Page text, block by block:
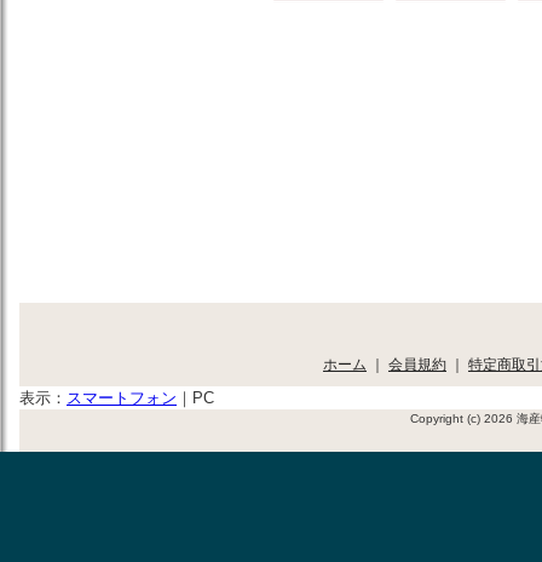
ホーム ｜ 会員規約 ｜ 特定商取
表示： スマートフォン ｜ PC
Copyright (c) 2026 海